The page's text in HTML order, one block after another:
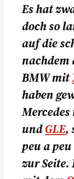
Es hat
doch so
auf die
nachdem
BMW mit
haben
undGLE,
peu a
zur Seite.